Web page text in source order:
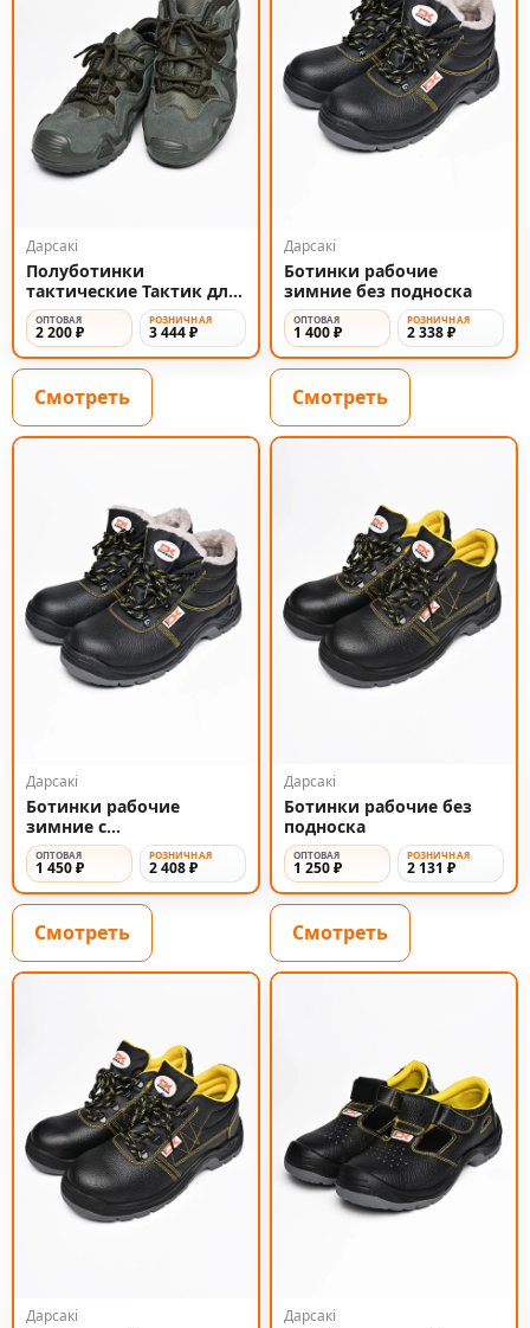
Дарсакi
Полуботинки
тактические Тактик для
активного отдыха и
работы
ОПТОВАЯ
2 200 ₽
РОЗНИЧНАЯ
3 444 ₽
Смотреть
Дарсакi
Ботинки рабочие
зимние без подноска
ОПТОВАЯ
1 400 ₽
РОЗНИЧНАЯ
2 338 ₽
Смотреть
Дарсакi
Ботинки рабочие
зимние с
металлическим
подноском
ОПТОВАЯ
1 450 ₽
РОЗНИЧНАЯ
2 408 ₽
Смотреть
Дарсакi
Ботинки рабочие без
подноска
ОПТОВАЯ
1 250 ₽
РОЗНИЧНАЯ
2 131 ₽
Смотреть
Дарсакi Дарсакi